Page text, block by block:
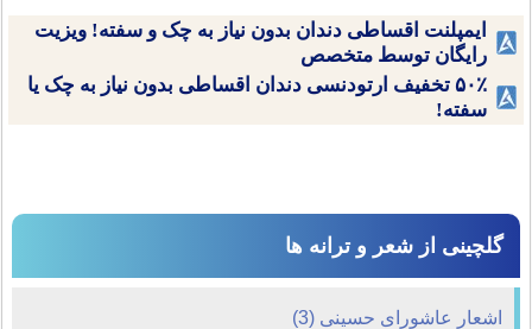
ایمپلنت اقساطی دندان بدون نیاز به چک و سفته! ویزیت
رایگان توسط متخصص
۵۰٪ تخفیف ارتودنسی دندان اقساطی بدون نیاز به چک یا
سفته!
گلچینی از شعر و ترانه ها
اشعار عاشورای حسینی (3)